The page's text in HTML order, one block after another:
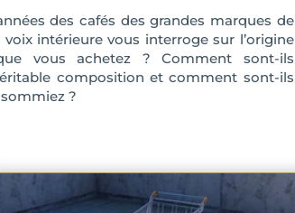
des cafés des grandes marques de
intérieure vous interroge sur l’origine
vous achetez ? Comment sont-ils
composition et comment sont-ils
?